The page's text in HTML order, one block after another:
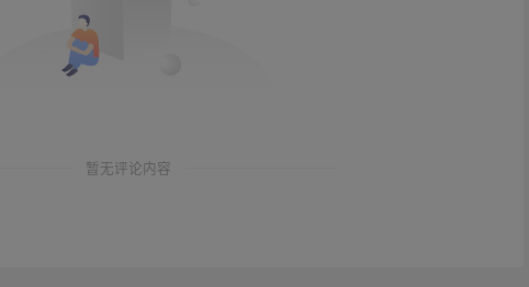
暂无评论内容